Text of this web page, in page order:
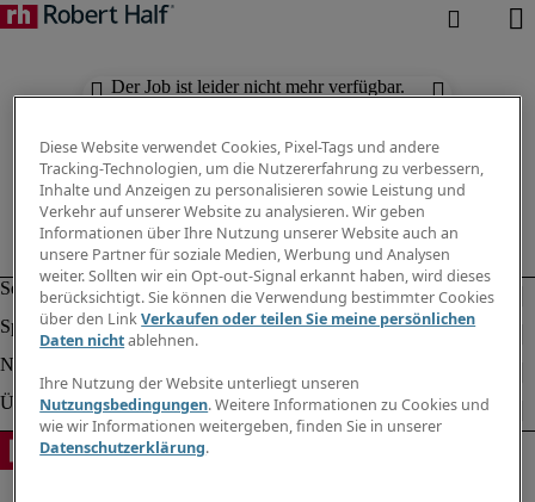
Der Job ist leider nicht mehr verfügbar.
Diese Website verwendet Cookies, Pixel-Tags und andere
Tracking-Technologien, um die Nutzererfahrung zu verbessern,
Inhalte und Anzeigen zu personalisieren sowie Leistung und
Verkehr auf unserer Website zu analysieren. Wir geben
Informationen über Ihre Nutzung unserer Website auch an
unsere Partner für soziale Medien, Werbung und Analysen
weiter. Sollten wir ein Opt-out-Signal erkannt haben, wird dieses
berücksichtigt. Sie können die Verwendung bestimmter Cookies
über den LinkVerkaufen oder teilen Sie meine persönlichen
Daten nichtablehnen.
Ihre Nutzung der Website unterliegt unseren
Nutzungsbedingungen. Weitere Informationen zu Cookies und
wie wir Informationen weitergeben, finden Sie in unserer
Datenschutzerklärung.